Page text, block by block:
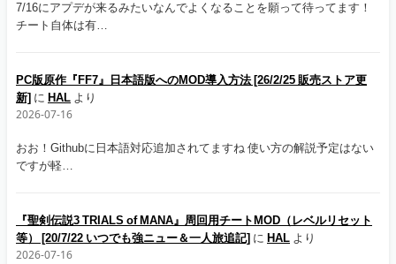
7/16にアプデが来るみたいなんでよくなることを願って待ってます！
チート自体は有…
PC版原作『FF7』日本語版へのMOD導入方法 [26/2/25 販売ストア更
新] に HAL より
2026-07-16
おお！Githubに日本語対応追加されてますね 使い方の解説予定はない
ですが軽…
『聖剣伝説3 TRIALS of MANA』周回用チートMOD（レベルリセット
等） [20/7/22 いつでも強ニュー＆一人旅追記] に HAL より
2026-07-16